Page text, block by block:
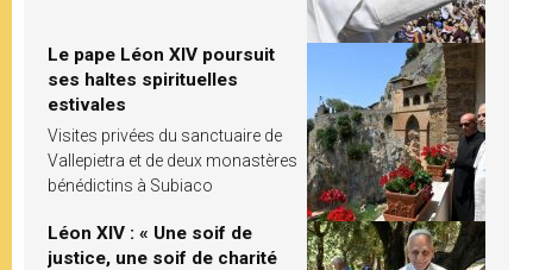
Le pape Léon XIV poursuit
ses haltes spirituelles
estivales
Visites privées du sanctuaire de
Vallepietra et de deux monastères
bénédictins à Subiaco
Léon XIV : « Une soif de
justice, une soif de charité